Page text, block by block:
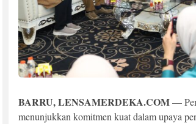
BARRU, LENSAMERDEKA.COM—
menunjukkan komitmen kuat dalam upaya